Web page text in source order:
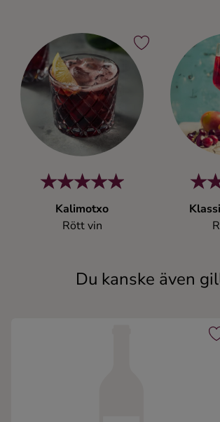
Kalimotxo
Rött vin
Du kanske även